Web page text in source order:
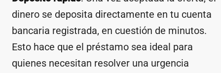
dinero se deposita directamente en tu cuenta
bancaria registrada, en cuestión de minutos.
Esto hace que el préstamo sea ideal para
quienes necesitan resolver una urgencia